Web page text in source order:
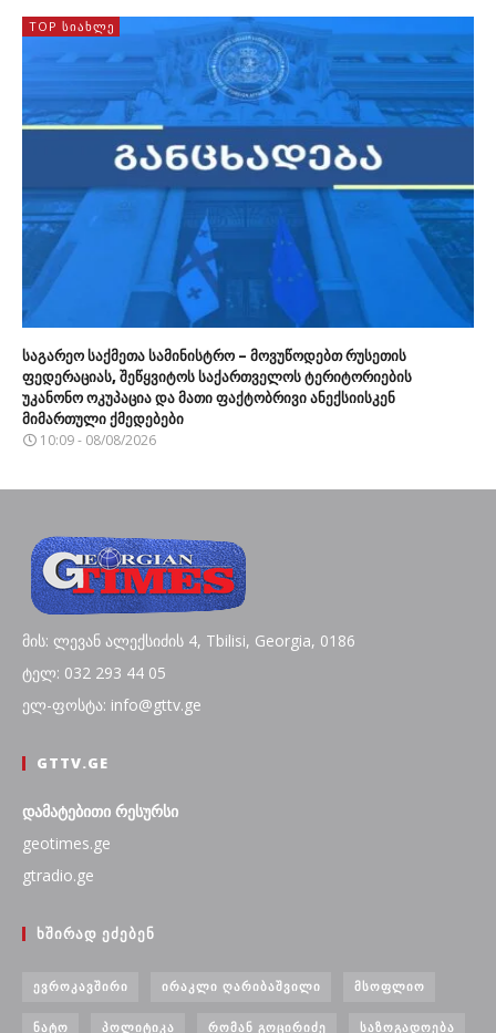
TOP ᲡᲘᲐᲮᲚᲔ
საგარეო საქმეთა სამინისტრო – მოვუწოდებთ რუსეთის
ფედერაციას, შეწყვიტოს საქართველოს ტერიტორიების
უკანონო ოკუპაცია და მათი ფაქტობრივი ანექსიისკენ
მიმართული ქმედებები
10:09 - 08/08/2026
მის: ლევან ალექსიძის 4, Tbilisi, Georgia, 0186
ტელ: 032 293 44 05
ელ-ფოსტა: info@gttv.ge
GTTV.GE
დამატებითი რესურსი
geotimes.ge
gtradio.ge
ᲮᲨᲘᲠᲐᲓ ᲔᲫᲔᲑᲔᲜ
ᲔᲕᲠᲝᲙᲐᲕᲨᲘᲠᲘ ᲘᲠᲐᲙᲚᲘ ᲦᲐᲠᲘᲑᲐᲨᲕᲘᲚᲘ ᲛᲡᲝᲤᲚᲘᲝ
ᲜᲐᲢᲝ ᲞᲝᲚᲘᲢᲘᲙᲐ ᲠᲝᲛᲐᲜ ᲒᲝᲪᲘᲠᲘᲫᲔ ᲡᲐᲖᲝᲒᲐᲓᲝᲔᲑᲐ